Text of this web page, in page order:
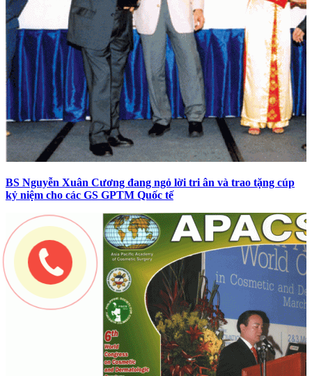
BS Nguyễn Xuân Cương đang ngỏ lời tri ân và trao tặng cúp
kỷ niệm cho các GS GPTM Quốc tế